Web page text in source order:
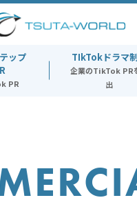
ップ
PR
TIkTokドラマ
企業のTikTok PR
出